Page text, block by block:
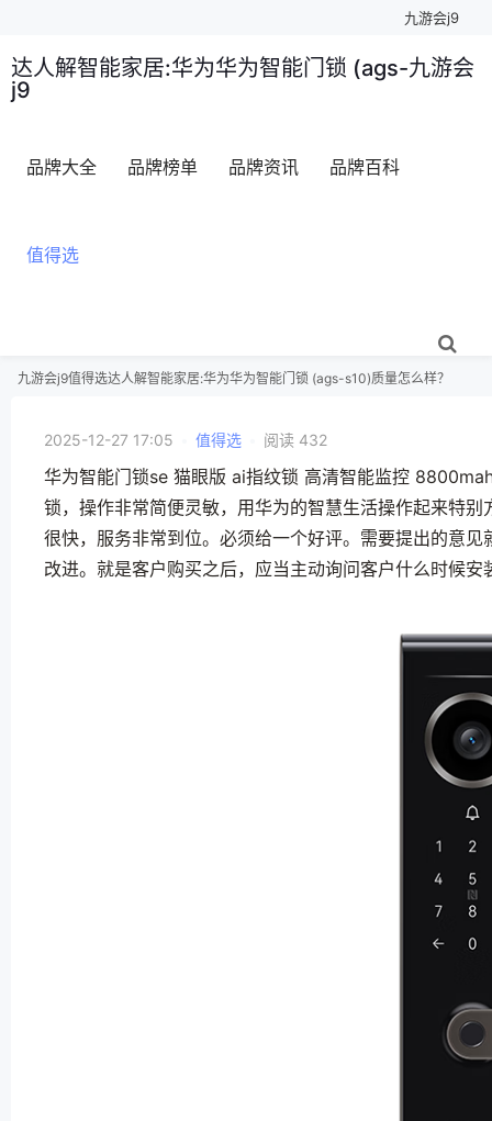
九游会j9
达人解智能家居:华为华为智能门锁 (ags-九游会
j9
品牌大全 品牌榜单 品牌资讯 品牌百科
值得选
九游会j9值得选达人解智能家居:华为华为智能门锁 (ags-s10)质量怎么样？
2025-12-27 17:05 值得选 阅读 432
华为智能门锁se 猫眼版 ai指纹锁 高清智能监控
锁，操作非常简便灵敏，用华为的智慧生活操作起来特
很快，服务非常到位。必须给一个好评。需要提出的意
改进。就是客户购买之后，应当主动询问客户什么时候